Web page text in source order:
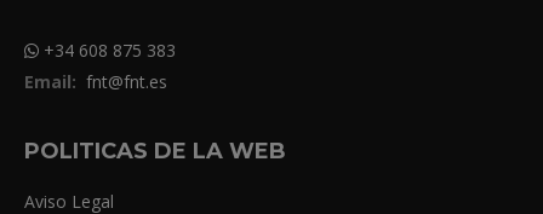
+34 608 875 383
Email: fnt@fnt.es
POLITICAS DE LA WEB
Aviso Legal